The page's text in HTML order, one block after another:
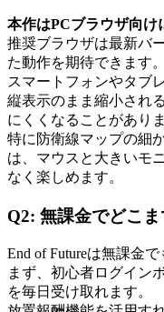
本作はPCブラウザ向け
推奨ブラウザは最新バ
た動作を期待できます。
スマートフォンやタブ
縦表示のまま縮小され
にくくなることがありま
特に防衛線マップの細
は、マウスと大きいモ
なく楽しめます。
Q2: 無課金でどこ
End of Futureは無課金
まず、初心者ログイン
を毎日受け取れます。